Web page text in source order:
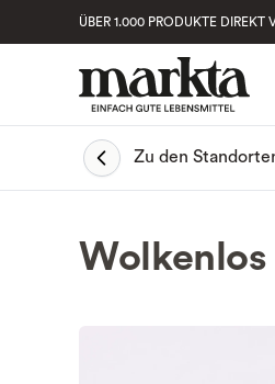
ÜBER 1.000 PRODUKTE DIREKT
Zu den